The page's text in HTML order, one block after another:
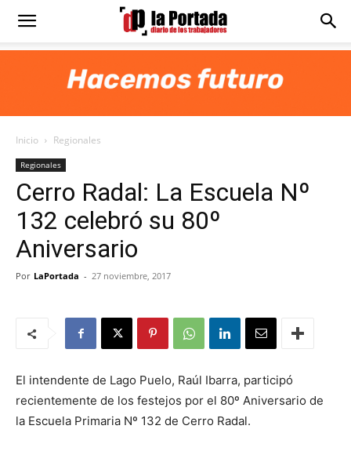
Diario
Portada
Inicio Regionales
Regionales
Cerro Radal: La Escuela Nº
132 celebró su 80º
Aniversario
Por LaPortada - 27 noviembre, 2017
El intendente de Lago Puelo, Raúl Ibarra, participó
recientemente de los festejos por el 80º Aniversario de
la Escuela Primaria Nº 132 de Cerro Radal.